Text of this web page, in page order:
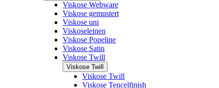
Viskose Webware
Viskose gemustert
Viskose uni
Viskoseleinen
Viskose Popeline
Viskose Satin
Viskose Twill
Viskose Twill
Viskose Twill
Viskose Tencelfinish